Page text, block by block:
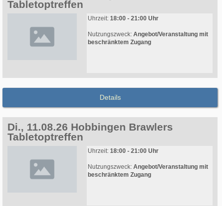
Tabletoptreffen
Uhrzeit: 18:00 - 21:00 Uhr
Nutzungszweck: Angebot/Veranstaltung mit
beschränktem Zugang
Details
Di., 11.08.26 Hobbingen Brawlers
Tabletoptreffen
Uhrzeit: 18:00 - 21:00 Uhr
Nutzungszweck: Angebot/Veranstaltung mit
beschränktem Zugang